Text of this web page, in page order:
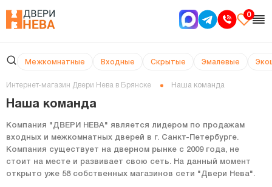
0
Межкомнатные Входные Скрытые Эмалевые
Интернет-магазин Двери Нева в Брянске Наша команда
Наша команда
Компания "ДВЕРИ НЕВА" является лидером по продажам
входных и межкомнатных дверей в г. Санкт-Петербурге.
Компания существует на дверном рынке с 2009 года, не
стоит на месте и развивает свою сеть. На данный момент
открыто уже 58 собственных магазинов сети "Двери Нева".